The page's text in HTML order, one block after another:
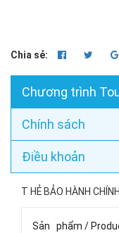
Chia sẻ:
Chương trình
Chính sách
Điều khoản
T HẺ BẢO HÀNH
Sản phẩm /